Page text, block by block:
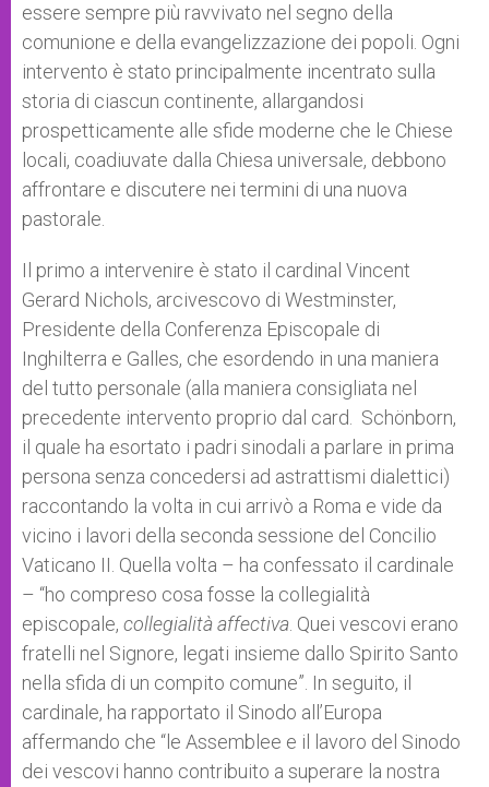
essere sempre più ravvivato nel segno della
comunione e della evangelizzazione dei popoli. Ogni
intervento è stato principalmente incentrato sulla
storia di ciascun continente, allargandosi
prospetticamente alle sfide moderne che le Chiese
locali, coadiuvate dalla Chiesa universale, debbono
affrontare e discutere nei termini di una nuova
pastorale.
Il primo a intervenire è stato il cardinal Vincent
Gerard Nichols, arcivescovo di Westminster,
Presidente della Conferenza Episcopale di
Inghilterra e Galles, che esordendo in una maniera
del tutto personale (alla maniera consigliata nel
precedente intervento proprio dal card. Schönborn,
il quale ha esortato i padri sinodali a parlare in prima
persona senza concedersi ad astrattismi dialettici)
raccontando la volta in cui arrivò a Roma e vide da
vicino i lavori della seconda sessione del Concilio
Vaticano II. Quella volta – ha confessato il cardinale
– “ho compreso cosa fosse la collegialità
episcopale, collegialità affectiva . Quei vescovi erano
fratelli nel Signore, legati insieme dallo Spirito Santo
nella sfida di un compito comune”. In seguito, il
cardinale, ha rapportato il Sinodo all’Europa
affermando che “le Assemblee e il lavoro del Sinodo
dei vescovi hanno contribuito a superare la nostra